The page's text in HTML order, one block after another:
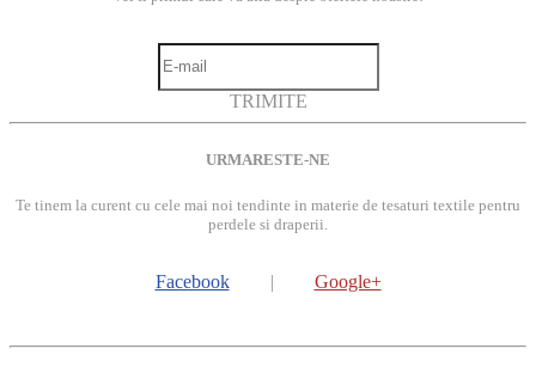
TRIMITE
URMARESTE-NE
Te tinem la curent cu cele mai noi tendinte in materie de tesaturi textile pentru
perdele si draperii.
Facebook | Google+